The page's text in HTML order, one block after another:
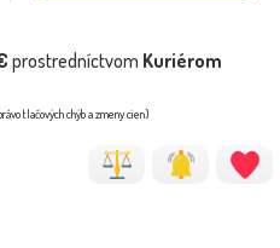
prostredníctvom Kuriérom
tlačových chýb a zmeny cien)